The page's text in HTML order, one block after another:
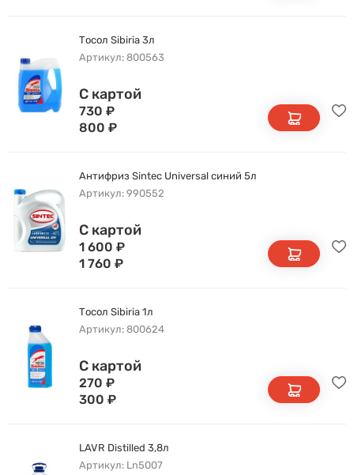
Тосол Sibiria 3л
Артикул: 800563
С картой
730 ₽
800 ₽
Антифриз Sintec Universal синий 5л
Артикул: 990552
С картой
1 600 ₽
1 760 ₽
Тосол Sibiria 1л
Артикул: 800624
С картой
270 ₽
300 ₽
LAVR Distilled 3,8л
Артикул: Ln5007